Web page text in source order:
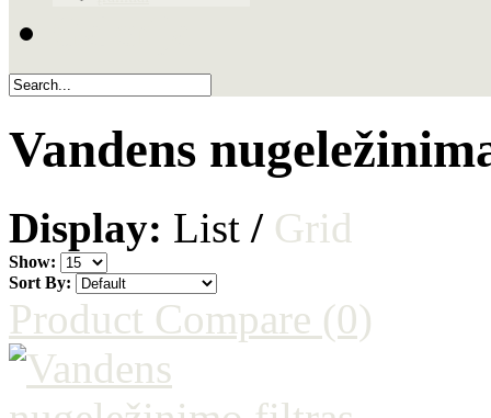
Vandens
Display: List / Grid
Show:
Sort By:
Product Compare (0)